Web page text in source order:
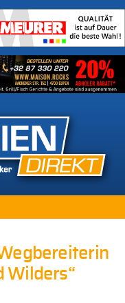
Wilders“